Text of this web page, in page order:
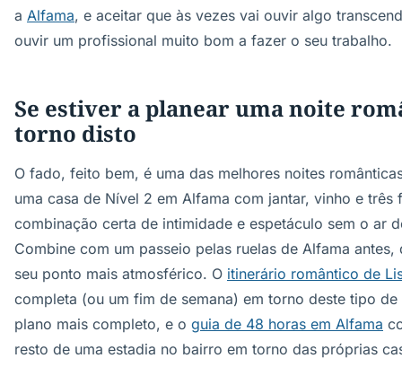
a Alfama, e aceitar que às vezes vai ouvir algo
ouvir um profissional muito bom a fazer o seu trabalho.
Se estiver a planear uma noite
torno disto
O fado, feito bem, é uma das melhores noites
uma casa de Nível 2 em Alfama com jantar, vinho e três
combinação certa de intimidade e espetáculo sem o ar
Combine com um passeio pelas ruelas de Alfama
seu ponto mais atmosférico. O itinerário romântico de
completa (ou um fim de semana) em torno deste tipo
plano mais completo, e o guia de 48 horas em Alfama
resto de uma estadia no bairro em torno das próprias